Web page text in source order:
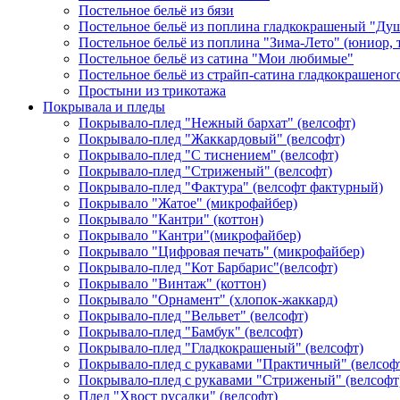
Постельное бельё из бязи
Постельное бельё из поплина гладкокрашеный
Постельное бельё из поплина "Зима-Лето" (юниор,
Постельное бельё из сатина "Мои любимые"
Постельное бельё из страйп-сатина
Простыни из трикотажа
Покрывала и пледы
Покрывало-плед "Нежный бархат" (велсофт)
Покрывало-плед "Жаккардовый" (велсофт)
Покрывало-плед "С тиснением" (велсофт)
Покрывало-плед "Стриженый" (велсофт)
Покрывало-плед "Фактура" (велсофт фактурный)
Покрывало "Жатое" (микрофайбер)
Покрывало "Кантри" (коттон)
Покрывало "Кантри"(микрофайбер)
Покрывало "Цифровая печать" (микрофайбер)
Покрывало-плед "Кот Барбарис"(велсофт)
Покрывало "Винтаж" (коттон)
Покрывало "Орнамент" (хлопок-жаккард)
Покрывало-плед "Вельвет" (велсофт)
Покрывало-плед "Бамбук" (велсофт)
Покрывало-плед "Гладкокрашеный" (велсофт)
Покрывало-плед с рукавами "Практичный"
Покрывало-плед с рукавами "Стриженый"
Плед "Хвост русалки" (велсофт)